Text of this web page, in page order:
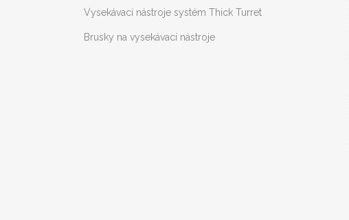
Vysekávací nástroje systém Thick Turret
Brusky na vysekávací nástroje